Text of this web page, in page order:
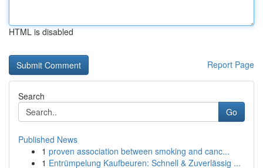
HTML is disabled
Report Page
Search
Go
Published News
1 proven association between smoking and canc...
1 Entrümpelung Kaufbeuren: Schnell & Zuverlässig ...